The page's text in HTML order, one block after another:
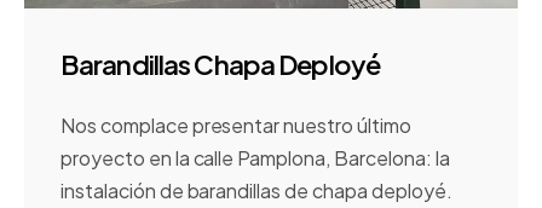
Barandillas Chapa Deployé
Nos complace presentar nuestro último
proyecto en la calle Pamplona, Barcelona: la
instalación de barandillas de chapa deployé.